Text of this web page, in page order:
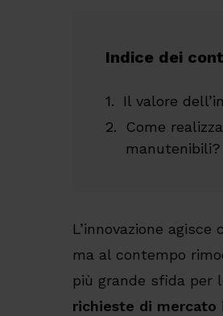
Indice dei
Il valore
Come
manutenibili?
L’innovazione
ma al contempo
più grande sfida per
richieste di mercato